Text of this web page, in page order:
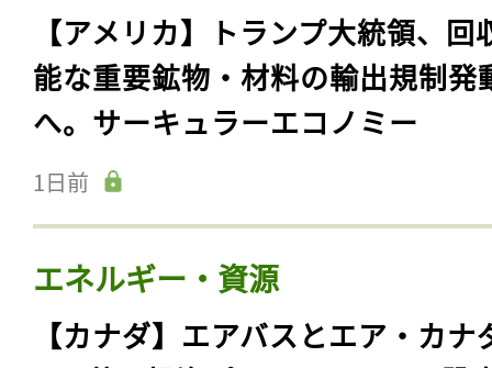
【アメリカ】トランプ大統領、回
能な重要鉱物・材料の輸出規制発
へ。サーキュラーエコノミー
1日前
エネルギー・資源
【カナダ】エアバスとエア・カナ